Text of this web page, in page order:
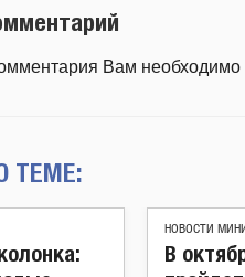
Вам необходимо
ТЕМЕ:
НОВОСТИ
В